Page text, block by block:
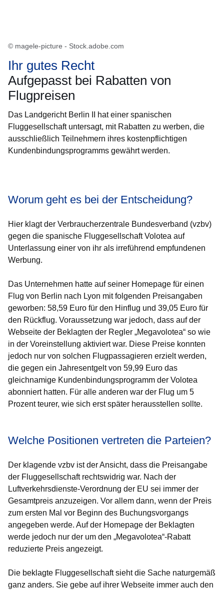
© magele-picture - Stock.adobe.com
Ihr gutes Recht
Aufgepasst bei Rabatten von
Flugpreisen
Das Landgericht Berlin II hat einer spanischen
Fluggesellschaft untersagt, mit Rabatten zu werben, die
ausschließlich Teilnehmern ihres kostenpflichtigen
Kundenbindungsprogramms gewährt werden.
Worum geht es bei der Entscheidung?
Hier klagt der Verbraucherzentrale Bundesverband (vzbv)
gegen die spanische Fluggesellschaft Volotea auf
Unterlassung einer von ihr als irreführend empfundenen
Werbung.
Das Unternehmen hatte auf seiner Homepage für einen
Flug von Berlin nach Lyon mit folgenden Preisangaben
geworben: 58,59 Euro für den Hinflug und 39,05 Euro für
den Rückflug. Voraussetzung war jedoch, dass auf der
Webseite der Beklagten der Regler „Megavolotea“ so wie
in der Voreinstellung aktiviert war. Diese Preise konnten
jedoch nur von solchen Flugpassagieren erzielt werden,
die gegen ein Jahresentgelt von 59,99 Euro das
gleichnamige Kundenbindungsprogramm der Volotea
abonniert hatten. Für alle anderen war der Flug um 5
Prozent teurer, wie sich erst später herausstellen sollte.
Welche Positionen vertreten die Parteien?
Der klagende vzbv ist der Ansicht, dass die Preisangabe
der Fluggesellschaft rechtswidrig war. Nach der
Luftverkehrsdienste-Verordnung der EU sei immer der
Gesamtpreis anzuzeigen. Vor allem dann, wenn der Preis
zum ersten Mal vor Beginn des Buchungsvorgangs
angegeben werde. Auf der Homepage der Beklagten
werde jedoch nur der um den „Megavolotea“-Rabatt
reduzierte Preis angezeigt.
Die beklagte Fluggesellschaft sieht die Sache naturgemäß
ganz anders. Sie gebe auf ihrer Webseite immer auch den